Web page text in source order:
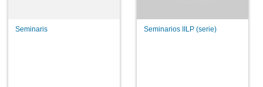
Seminaris Seminarios IILP (serie)